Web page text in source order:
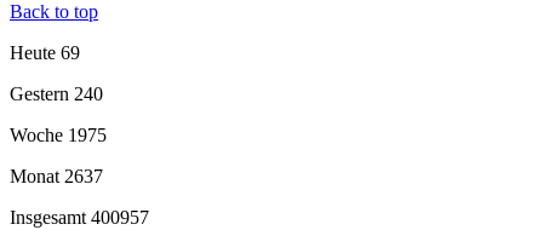
Back to top
Heute 69
Gestern 240
Woche 1975
Monat2637
Insgesamt400957